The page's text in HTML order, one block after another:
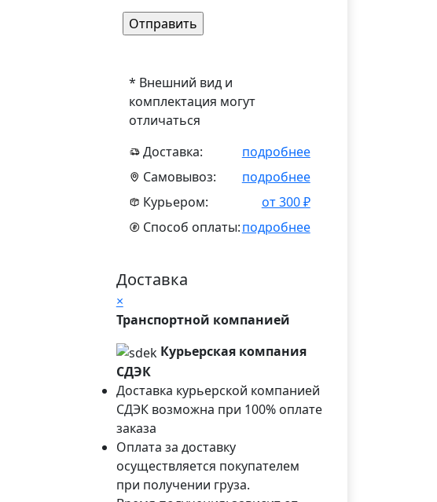
* Внешний вид и
комплектация могут
отличаться
Доставка:
подробнее
Самовывоз:
подробнее
Курьером:
от 300 ₽
Способ оплаты:подробнее
Доставка
×
Транспортной компанией
Курьерская компания
СДЭК
Доставка курьерской компанией
СДЭК возможна при 100% оплате
заказа
Оплата за доставку
осуществляется покупателем
при получении груза.